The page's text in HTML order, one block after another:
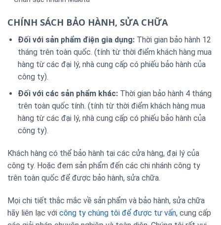
CHÍNH SÁCH BẢO HÀNH, SỬA CHỮA
Đối với sản phẩm điện gia dụng:Thời gian bảo hành 12
tháng trên toàn quốc. (tính từ thời điểm khách hàng mua
hàng từ các đại lý, nhà cung cấp có phiếu bảo hành của
công ty).
Đối với các sản phẩm khác:Thời gian bảo hành 4 tháng
trên toàn quốc tính. (tính từ thời điểm khách hàng mua
hàng từ các đại lý, nhà cung cấp có phiếu bảo hành của
công ty).
Khách hàng có thể bảo hành tại các cửa hàng, đại lý của
công ty. Hoặc đem sản phẩm đến các chi nhánh công ty
trên toàn quốc để được bảo hành, sửa chữa.
Mọi chi tiết thắc mắc về sản phẩm và bảo hành, sửa chữa
hãy liên lạc với công ty chúng tôi để được tư vấn, cung cấp